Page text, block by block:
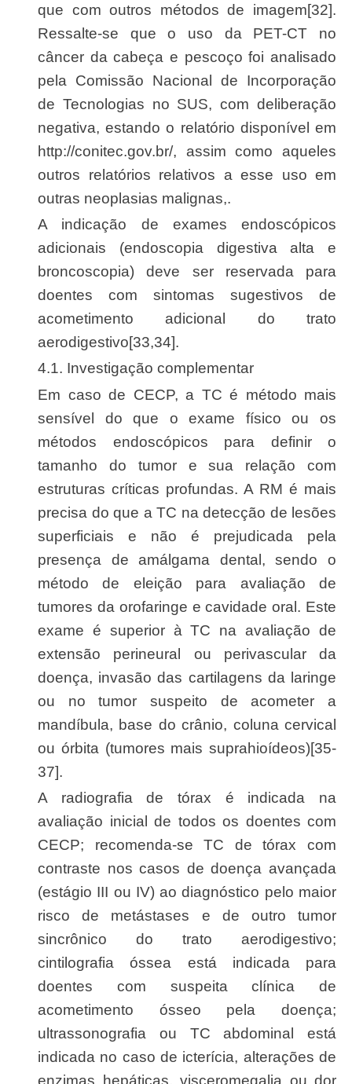
que com outros métodos de imagem[32].
Ressalte-se que o uso da PET-CT no
câncer da cabeça e pescoço foi analisado
pela Comissão Nacional de Incorporação
de Tecnologias no SUS, com deliberação
negativa, estando o relatório disponível em
http://conitec.gov.br/, assim como aqueles
outros relatórios relativos a esse uso em
outras neoplasias malignas,.
A indicação de exames endoscópicos
adicionais (endoscopia digestiva alta e
broncoscopia) deve ser reservada para
doentes com sintomas sugestivos de
acometimento adicional do trato
aerodigestivo[33,34].
4.1. Investigação complementar
Em caso de CECP, a TC é método mais
sensível do que o exame físico ou os
métodos endoscópicos para definir o
tamanho do tumor e sua relação com
estruturas críticas profundas. A RM é mais
precisa do que a TC na detecção de lesões
superficiais e não é prejudicada pela
presença de amálgama dental, sendo o
método de eleição para avaliação de
tumores da orofaringe e cavidade oral. Este
exame é superior à TC na avaliação de
extensão perineural ou perivascular da
doença, invasão das cartilagens da laringe
ou no tumor suspeito de acometer a
mandíbula, base do crânio, coluna cervical
ou órbita (tumores mais suprahioídeos)[35-
37].
A radiografia de tórax é indicada na
avaliação inicial de todos os doentes com
CECP; recomenda-se TC de tórax com
contraste nos casos de doença avançada
(estágio III ou IV) ao diagnóstico pelo maior
risco de metástases e de outro tumor
sincrônico do trato aerodigestivo;
cintilografia óssea está indicada para
doentes com suspeita clínica de
acometimento ósseo pela doença;
ultrassonografia ou TC abdominal está
indicada no caso de icterícia, alterações de
enzimas hepáticas, visceromegalia ou dor